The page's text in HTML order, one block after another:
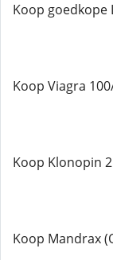
Koop goedkope
Koop Viagra
Koop Klonopin
Koop Mandrax